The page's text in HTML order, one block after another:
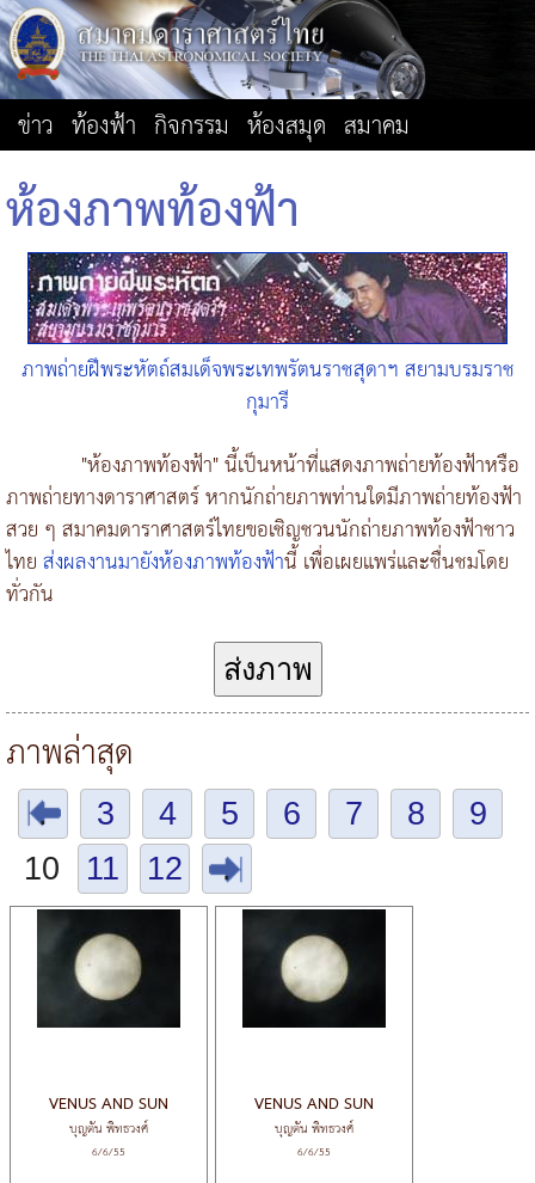
ข่าว ท้องฟ้า กิจกรรม ห้องสมุด สมาคม
ห้องภาพท้องฟ้า
ภาพถ่ายฝีพระหัตถ์สมเด็จพระเทพรัตนราชสุดาฯ สยามบรมราช
กุมารี
"ห้องภาพท้องฟ้า" นี้เป็นหน้าที่แสดงภาพถ่ายท้องฟ้าหรือ
ภาพถ่ายทางดาราศาสตร์ หากนักถ่ายภาพท่านใดมีภาพถ่ายท้องฟ้า
สวย ๆ สมาคมดาราศาสตร์ไทยขอเชิญชวนนักถ่ายภาพท้องฟ้าชาว
ไทยส่งผลงานมายังห้องภาพท้องฟ้านี้ เพื่อเผยแพร่และชื่นชมโดย
ทั่วกัน
ส่งภาพ
ภาพล่าสุด
. 3 4 5 6 7 8
9
10
11 12 .
VENUS AND SUN
บุญตัน พิทธวงศ์
6/6/55
VENUS AND SUN
บุญตัน พิทธวงศ์
6/6/55